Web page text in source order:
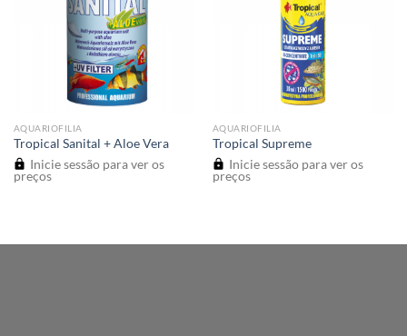
AQUARIOFILIA
Tropical Sanital + Aloe Vera
Inicie sessão para ver os
preços
AQUARIOFILIA
Tropical Supreme
Inicie sessão para ver os
preços